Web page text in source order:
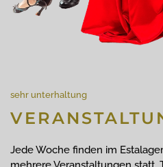
sehr unterhaltung
Jede Woche finden im